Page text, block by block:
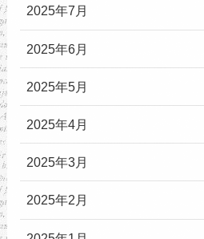
2025年7月
2025年6月
2025年5月
2025年4月
2025年3月
2025年2月